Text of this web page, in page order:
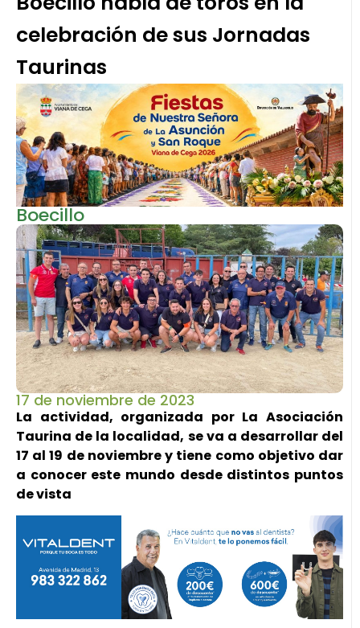
celebración de sus Jornadas
Taurinas
Boecillo
17 de noviembre de 2023
La actividad, organizada por La Asociación
Taurina de la localidad, se va a desarrollar del
17 al 19 de noviembre y tiene como objetivo dar
a conocer este mundo desde distintos puntos
de vista